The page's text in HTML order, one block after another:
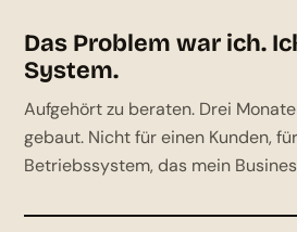
Das Problem war ich.
System.
Aufgehört zu beraten. Drei
gebaut. Nicht für einen Kunden,
Betriebssystem, das mein